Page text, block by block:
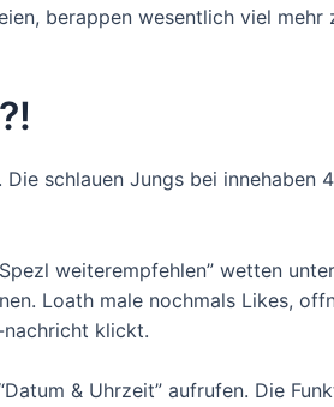
berappen wesentlich viel
schlauen Jungs bei innehaben
weiterempfehlen” wetten
Loath male nochmals Likes,
klickt.
& Uhrzeit” aufrufen. Die